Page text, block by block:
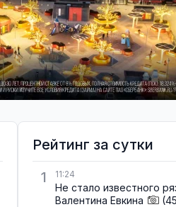
Рейтинг за сутки
1
11:24
Не стало известного
Валентина Евкина